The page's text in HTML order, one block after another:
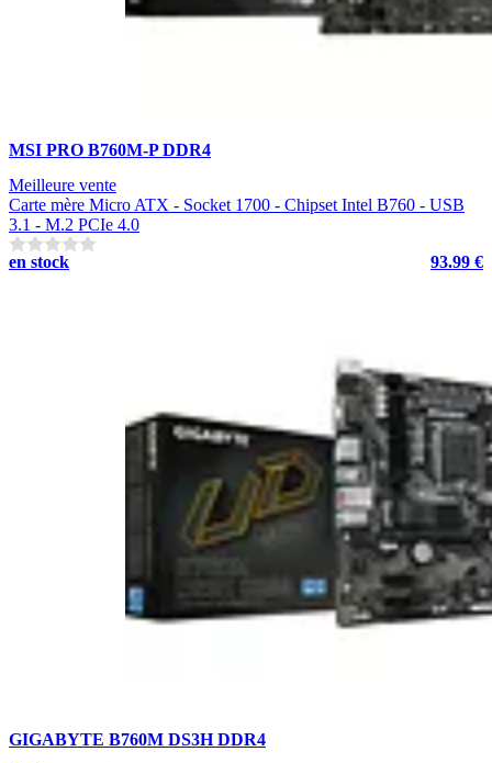
MSI PRO B760M-P DDR4
Meilleure vente
Carte mère Micro ATX - Socket 1700 - Chipset Intel B760 - USB
3.1 - M.2 PCIe 4.0
en stock
93.99 €
GIGABYTE B760M DS3H DDR4